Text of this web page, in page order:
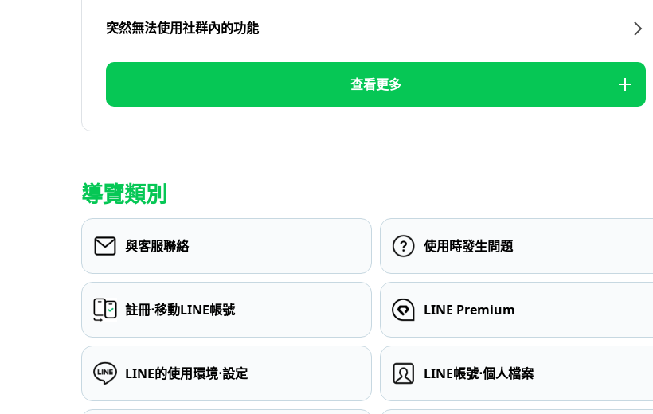
突然無法使用社群內的功能
查看更多
導覽類別
與客服聯絡 使用時發生問題
註冊⋅移動LINE帳號 LINE Premium
LINE的使用環境⋅設定 LINE帳號⋅個人檔案